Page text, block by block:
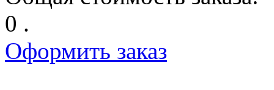
0 .
Оформить заказ